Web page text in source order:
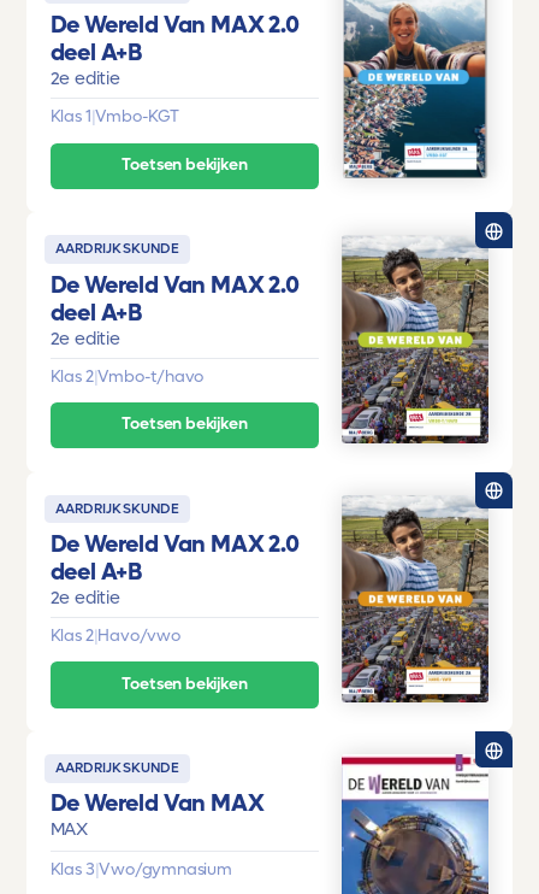
De Wereld Van MAX 2.0
deel A+B
2e editie
Klas 1|Vmbo-KGT
Toetsen bekijken
AARDRIJKSKUNDE
De Wereld Van MAX 2.0
deel A+B
2e editie
Klas 2|Vmbo-t/havo
Toetsen bekijken
AARDRIJKSKUNDE
De Wereld Van MAX 2.0
deel A+B
2e editie
Klas 2|Havo/vwo
Toetsen bekijken
AARDRIJKSKUNDE
De Wereld Van MAX
MAX
Klas 3|Vwo/gymnasium